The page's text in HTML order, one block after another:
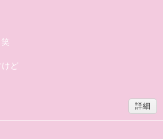
けど
詳細